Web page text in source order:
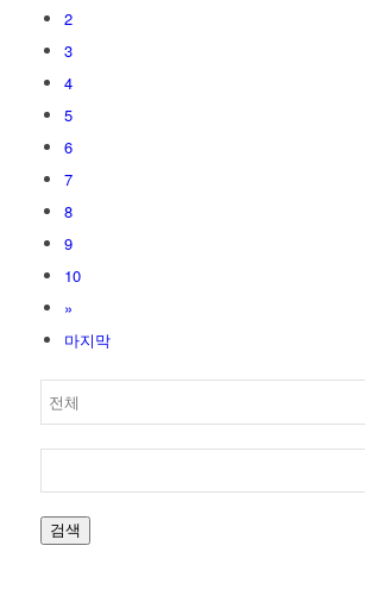
2
3
4
5
6
7
8
9
10
»
마지막
검색